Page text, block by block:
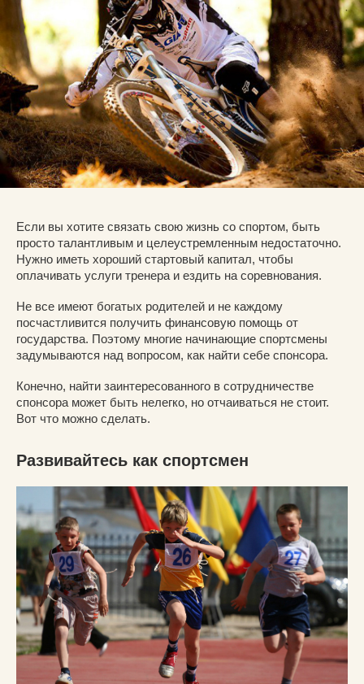
Если вы хотите связать свою жизнь со спортом, быть
просто талантливым и целеустремленным недостаточно.
Нужно иметь хороший стартовый капитал, чтобы
оплачивать услуги тренера и ездить на соревнования.
Не все имеют богатых родителей и не каждому
посчастливится получить финансовую помощь от
государства. Поэтому многие начинающие спортсмены
задумываются над вопросом, как найти себе спонсора.
Конечно, найти заинтересованного в сотрудничестве
спонсора может быть нелегко, но отчаиваться не стоит.
Вот что можно сделать.
Развивайтесь как спортсмен